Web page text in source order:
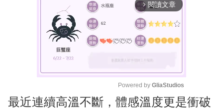
arrow_forward_ios 閱讀文章
M
Powered by GliaStudios
最近連續高溫不斷，體感溫度更是衝破